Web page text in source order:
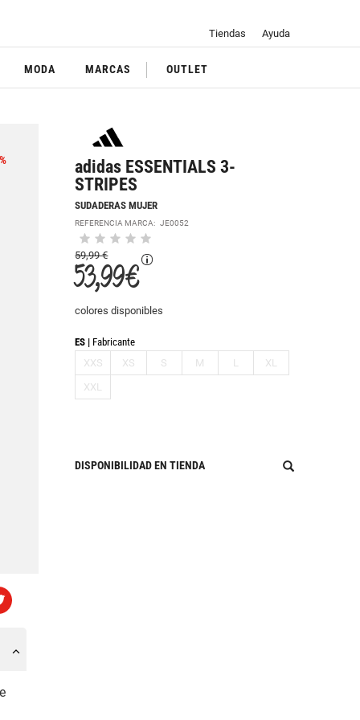
Tiendas Ayuda
MODA MARCAS OUTLET
adidas ESSENTIALS 3-
STRIPES
SUDADERAS MUJER
REFERENCIA MARCA:JE0052
59,99 €
53,99 €
colores disponibles
ES
Fabricante
XXS
XS S M L
XL
XXL
DISPONIBILIDAD EN TIENDA
%